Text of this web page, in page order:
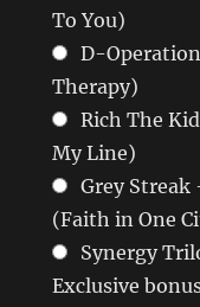
To You)
D-
Therapy)
Rich The
My Line)
Grey
(Faith in One
Synergy
Exclusive